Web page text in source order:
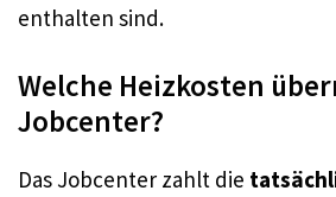
enthalten sind.
Welche Heizkosten
Jobcenter?
Das Jobcenter zahlt die